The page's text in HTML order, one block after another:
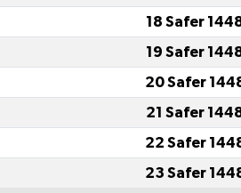
18 Safer
19 Safer
20 Safer
21 Safer
22 Safer
23 Safer